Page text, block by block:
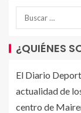
¿QUIÉNES
El Diario
actualidad de
centro de